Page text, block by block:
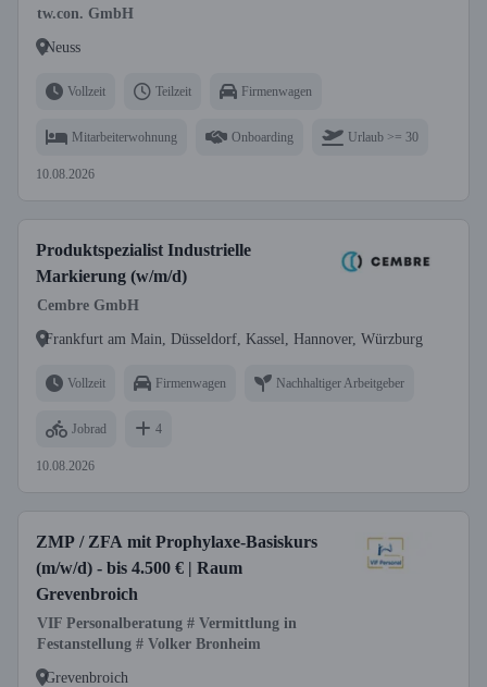
tw.con. GmbH
Neuss
Vollzeit Teilzeit Firmenwagen
Mitarbeiterwohnung Onboarding Urlaub >= 30
10.08.2026
Produktspezialist Industrielle
Markierung (w/m/d)
Cembre GmbH
Frankfurt am Main, Düsseldorf, Kassel, Hannover, Würzburg
Vollzeit Firmenwagen Nachhaltiger Arbeitgeber
Jobrad 4
10.08.2026
ZMP / ZFA mit Prophylaxe-Basiskurs
(m/w/d) - bis 4.500 € | Raum
Grevenbroich
VIF Personalberatung # Vermittlung in
Festanstellung # Volker Bronheim
Grevenbroich